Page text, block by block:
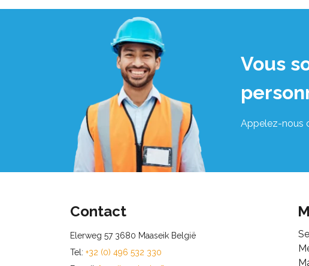
Vous
Appelez-nous
Contact
Elerweg 57 3680 Maaseik België
Tel: +32 (0) 496 532 330